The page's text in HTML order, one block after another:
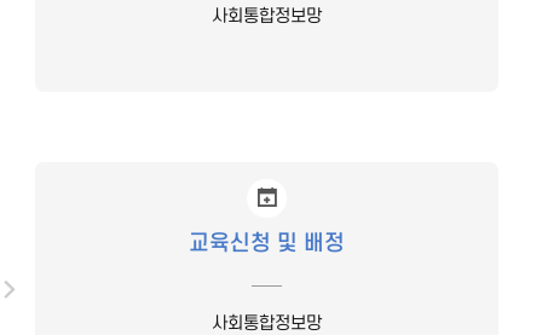
사회통합정보망
교육신청 및 배정
사회통합정보망